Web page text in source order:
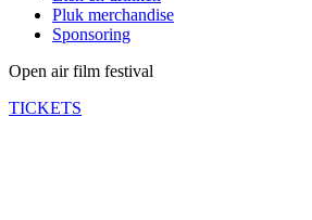
Pluk merchandise
Sponsoring
Open air film festival
TICKETS